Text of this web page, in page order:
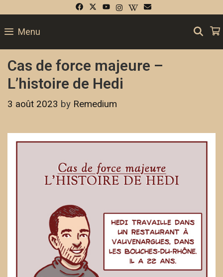
Menu
Cas de force majeure –
L’histoire de Hedi
3 août 2023 by Remedium